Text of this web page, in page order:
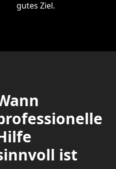
gutes Ziel.
ist